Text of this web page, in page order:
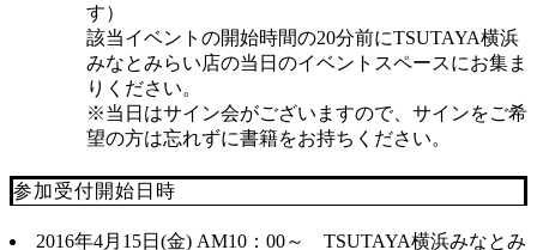
す）
該当イベントの開始時間の20分前にTSUTAYA横浜
みなとみらい店の当日のイベントスペースにお集ま
りください。
※当日はサイン会がございますので、サインをご希
望の方は忘れずに書籍をお持ちください。
参加受付開始日時
2016年4月15日(金) AM10：00～ TSUTAYA横浜みなとみ